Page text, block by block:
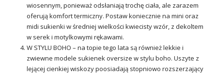
wiosennym, ponieważ odsłaniają trochę ciała, ale zarazem
oferują komfort termiczny. Postaw koniecznie na mini oraz
midi sukienki w średniej wielkości kwiecisty wzór, z dekoltem
w serek i motylkowymi rękawami.
W STYLU BOHO – na topie tego lata są również lekkie i
zwiewne modele sukienek oversize w stylu boho. Uszyte z
lejącej cienkiej wiskozy poosiadają stopniowo rozszerzający